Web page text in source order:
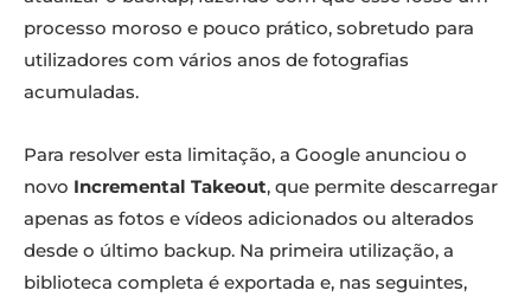
processo moroso e pouco prático, sobretudo para
utilizadores com vários anos de fotografias
acumuladas.
Para resolver esta limitação, a Google anunciou o
novo Incremental Takeout, que permite descarregar
apenas as fotos e vídeos adicionados ou alterados
desde o último backup. Na primeira utilização, a
biblioteca completa é exportada e, nas seguintes,